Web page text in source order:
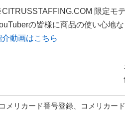
限定モ
の皆様に商品の使い心地
介動画はこちら
コメリカード番号登録、コメリカー